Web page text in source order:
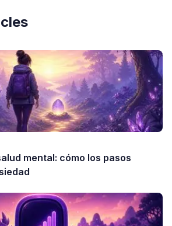
mental: cómo los pasos